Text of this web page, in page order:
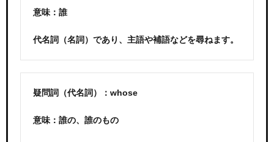
意味：誰
代名詞（名詞）であり、主語や補語などを尋ねます。
疑問詞（代名詞）：whose
意味：誰の、誰のもの